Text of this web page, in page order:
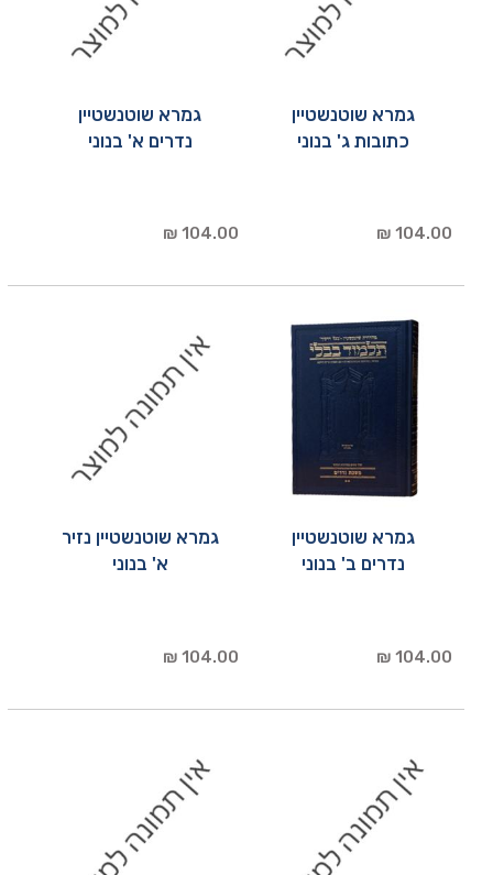
גמרא שוטנשטיין
כתובות ג' בנוני
104.00 ₪
גמרא שוטנשטיין
נדרים א' בנוני
104.00 ₪
גמרא שוטנשטיין
נדרים ב' בנוני
104.00 ₪
גמרא שוטנשטיין נזיר
א' בנוני
104.00 ₪